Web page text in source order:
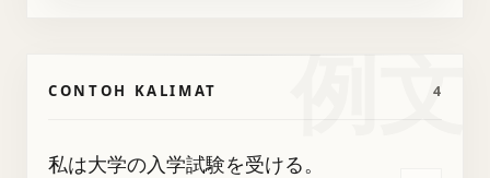
例文
CONTOH KALIMAT 4
私は大学の入学試験を受ける。